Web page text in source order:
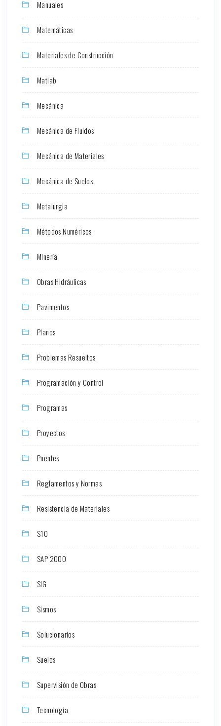
Manuales
Matemáticas
Materiales de Construcción
Matlab
Mecánica
Mecánica de Fluidos
Mecánica de Materiales
Mecánica de Suelos
Metalurgia
Métodos Numéricos
Minería
Obras Hidráulicas
Pavimentos
Planos
Problemas Resueltos
Programación y Control
Programas
Proyectos
Puentes
Reglamentos y Normas
Resistencia de Materiales
S10
SAP 2000
SIG
Sismos
Solucionarios
Suelos
Supervisión de Obras
Tecnología